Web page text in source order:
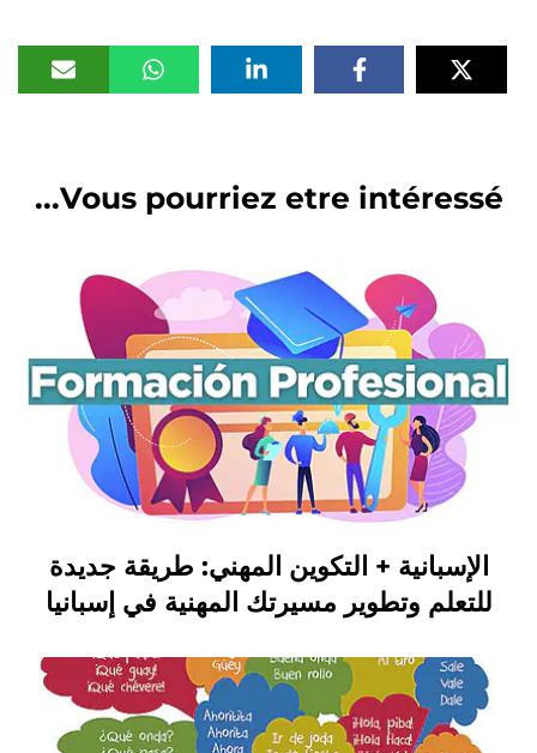
Vous pourriez etre intéressé...
الإسبانية + التكوين المهني: طريقة جديدة
للتعلم وتطوير مسيرتك المهنية في إسبانيا